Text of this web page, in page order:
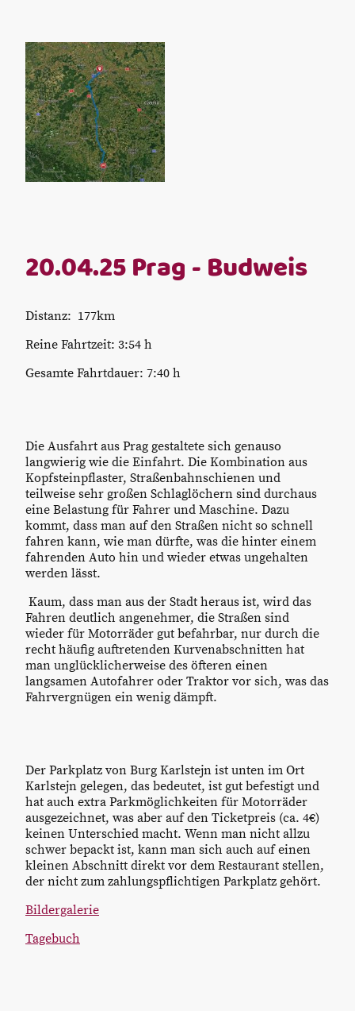
20.04.25 Prag - Budweis
Distanz: 177km
Reine Fahrtzeit: 3:54 h
Gesamte Fahrtdauer: 7:40 h
Die Ausfahrt aus Prag gestaltete sich genauso
langwierig wie die Einfahrt. Die Kombination aus
Kopfsteinpflaster, Straßenbahnschienen und
teilweise sehr großen Schlaglöchern sind durchaus
eine Belastung für Fahrer und Maschine. Dazu
kommt, dass man auf den Straßen nicht so schnell
fahren kann, wie man dürfte, was die hinter einem
fahrenden Auto hin und wieder etwas ungehalten
werden lässt.
Kaum, dass man aus der Stadt heraus ist, wird das
Fahren deutlich angenehmer, die Straßen sind
wieder für Motorräder gut befahrbar, nur durch die
recht häufig auftretenden Kurvenabschnitten hat
man unglücklicherweise des öfteren einen
langsamen Autofahrer oder Traktor vor sich, was das
Fahrvergnügen ein wenig dämpft.
Der Parkplatz von Burg Karlstejn ist unten im Ort
Karlstejn gelegen, das bedeutet, ist gut befestigt und
hat auch extra Parkmöglichkeiten für Motorräder
ausgezeichnet, was aber auf den Ticketpreis (ca. 4€)
keinen Unterschied macht. Wenn man nicht allzu
schwer bepackt ist, kann man sich auch auf einen
kleinen Abschnitt direkt vor dem Restaurant stellen,
der nicht zum zahlungspflichtigen Parkplatz gehört.
Bildergalerie
Tagebuch